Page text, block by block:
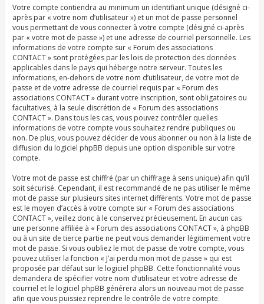
Votre compte contiendra au minimum un identifiant unique (désigné ci-
après par « votre nom d’utilisateur ») et un mot de passe personnel
vous permettant de vous connecter à votre compte (désigné ci-après
par « votre mot de passe ») et une adresse de courriel personnelle. Les
informations de votre compte sur « Forum des associations
CONTACT » sont protégées par les lois de protection des données
applicables dans le pays qui héberge notre serveur. Toutes les
informations, en-dehors de votre nom d’utilisateur, de votre mot de
passe et de votre adresse de courriel requis par « Forum des
associations CONTACT » durant votre inscription, sont obligatoires ou
facultatives, à la seule discrétion de « Forum des associations
CONTACT ». Dans tous les cas, vous pouvez contrôler quelles
informations de votre compte vous souhaitez rendre publiques ou
non. De plus, vous pouvez décider de vous abonner ou non à la liste de
diffusion du logiciel phpBB depuis une option disponible sur votre
compte.
Votre mot de passe est chiffré (par un chiffrage à sens unique) afin qu’il
soit sécurisé. Cependant, il est recommandé de ne pas utiliser le même
mot de passe sur plusieurs sites internet différents. Votre mot de passe
est le moyen d’accès à votre compte sur « Forum des associations
CONTACT », veillez donc à le conservez précieusement. En aucun cas
une personne affiliée à « Forum des associations CONTACT », à phpBB
ou à un site de tierce partie ne peut vous demander légitimement votre
mot de passe. Si vous oubliez le mot de passe de votre compte, vous
pouvez utiliser la fonction « J’ai perdu mon mot de passe » qui est
proposée par défaut sur le logiciel phpBB. Cette fonctionnalité vous
demandera de spécifier votre nom d’utilisateur et votre adresse de
courriel et le logiciel phpBB générera alors un nouveau mot de passe
afin que vous puissiez reprendre le contrôle de votre compte.